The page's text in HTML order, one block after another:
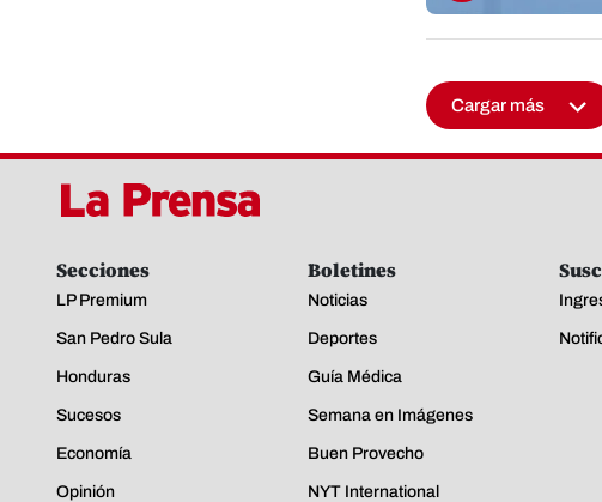
Cargar más
Secciones
LP Premium
San Pedro Sula
Honduras
Sucesos
Economía
Opinión
Boletines
Noticias
Deportes
Guía Médica
Semana en Imágenes
Buen Provecho
NYT International